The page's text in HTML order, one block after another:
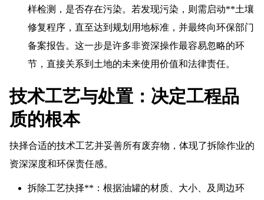
样检测，是否存在污染。若发现污染，则需启动**土壤
修复程序，直至达到规划用地标准，并最终向环保部门
备案报告。这一步是许多非资深操作最容易忽略的环
节，直接关系到土地的未来使用价值和法律责任。
技术工艺与处置：决定工程品
质的根本
抉择合适的技术工艺并妥善所有废弃物，体现了拆除作业的
资深深度和环保责任感。
拆除工艺抉择**：根据油罐的材质、大小、及周边环